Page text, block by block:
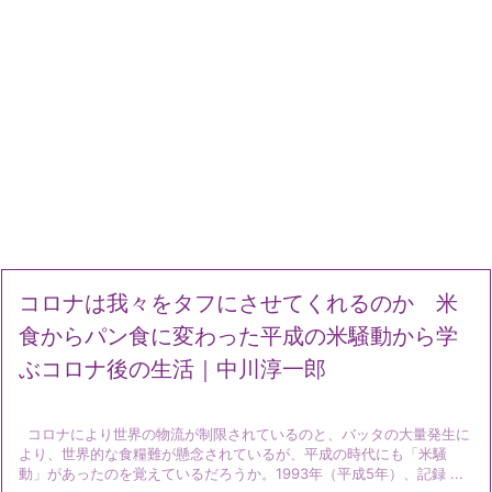
コロナは我々をタフにさせてくれるのか 米
食からパン食に変わった平成の米騒動から学
ぶコロナ後の生活｜中川淳一郎
コロナにより世界の物流が制限されているのと、バッタの大量発生に
より、世界的な食糧難が懸念されているが、平成の時代にも「米騒
動」があったのを覚えているだろうか。1993年（平成5年）、記録 ...